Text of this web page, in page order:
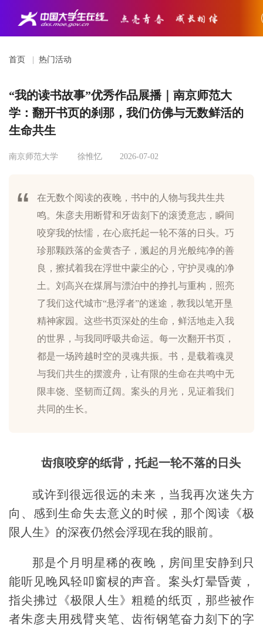
首页 热门活动
“我的读书故事”优秀作品展播｜南京师范大
学：翻开书页的刹那，我们仿佛与无数鲜活的
生命共生
南京师范大学 徐惟忆 2026-07-02
在无数个阅读的夜晚，书中的人物与我共生共
鸣。朱彦夫用断臂和牙齿刻下的滚烫意志，瞬间
咬穿我的怯懦，在心底托起一轮不落的日头。巧
珍那颗跌落的金黄杏子，溅起的月光般纯净的善
良，擦拭着我在浮世中蒙尘的心，守护灵魂的净
土。刘高兴在煤屑与漂泊中的挣扎与重构，照亮
了我们这代城市“悬浮者”的迷途，教我以笔开垦
精神家园。这些书页深处的生命，鲜活地走入我
的世界，与我同呼吸共命运。每一次翻开书页，
都是一场跨越时空的灵魂共振。书，是载着魂灵
与我们共生的摆渡舟，让有限的生命在共鸣中无
限丰饶、坚韧而辽阔。案头的月光，见证着我们
共同的生长。
齿痕咬穿的纸背，托起一轮不落的日头
或许到很远很远的未来，当我再次迷失方
向、感到生命失去意义的时候，那个阅读《极
限人生》的深夜仍然会浮现在我的眼前。
那是个月明星稀的夜晚，房间里安静到只
能听见晚风轻叩窗棂的声音。案头灯晕昏黄，
指尖拂过《极限人生》粗糙的纸页，那些被作
者朱彦夫用残臂夹笔、齿衔钢笔奋力刻下的字